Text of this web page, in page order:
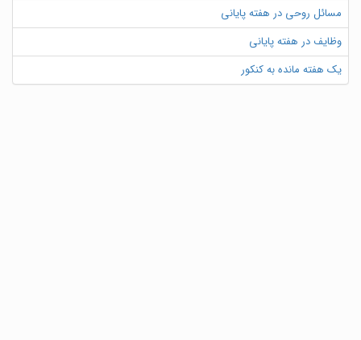
مسائل روحی در هفته پایانی
وظایف در هفته پایانی
یک هفته مانده به کنکور